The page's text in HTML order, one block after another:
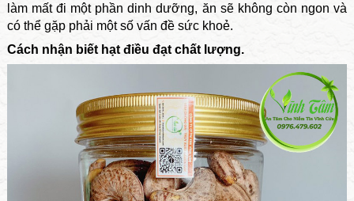
làm mất đi một phần dinh dưỡng, ăn sẽ không còn ngon và
có thể gặp phải một số vấn đề sức khoẻ.
Cách nhận biết hạt điều đạt chất lượng.